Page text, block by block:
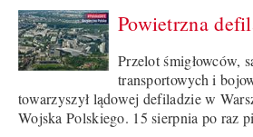
Powietrzna
Przelot śmigłowców,
transportowych i
towarzyszył lądowej defiladzie w
Wojska Polskiego. 15 sierpnia po raz